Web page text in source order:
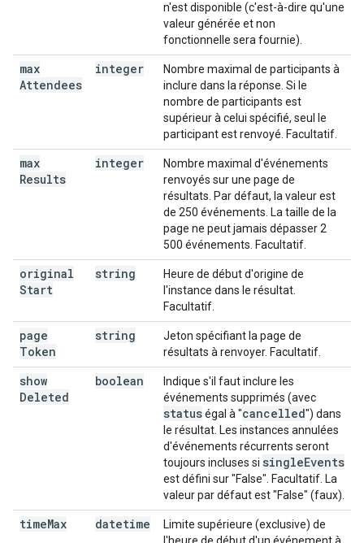
n'est disponible (c'est-à-dire qu'une
valeur générée et non
fonctionnelle sera fournie).
max
Attendees
integer
Nombre maximal de participants à
inclure dans la réponse. Si le
nombre de participants est
supérieur à celui spécifié, seul le
participant est renvoyé. Facultatif.
max
Results
integer
Nombre maximal d'événements
renvoyés sur une page de
résultats. Par défaut, la valeur est
de 250 événements. La taille de la
page ne peut jamais dépasser 2
500 événements. Facultatif.
original
Start
string
Heure de début d'origine de
l'instance dans le résultat.
Facultatif.
page
Token
string
Jeton spécifiant la page de
résultats à renvoyer. Facultatif.
show
Deleted
boolean
Indique s'il faut inclure les
événements supprimés (avec
statuségal à "cancelled") dans
le résultat. Les instances annulées
d'événements récurrents seront
toujours incluses si singleEvents
est défini sur "False". Facultatif. La
valeur par défaut est "False" (faux).
timeMax datetime
Limite supérieure (exclusive) de